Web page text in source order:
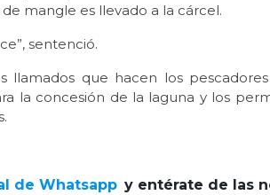
mangle es llevado a la cárcel.
sentenció.
llamados que hacen los
la concesión de la laguna y los
de Whatsapp y entérate de las